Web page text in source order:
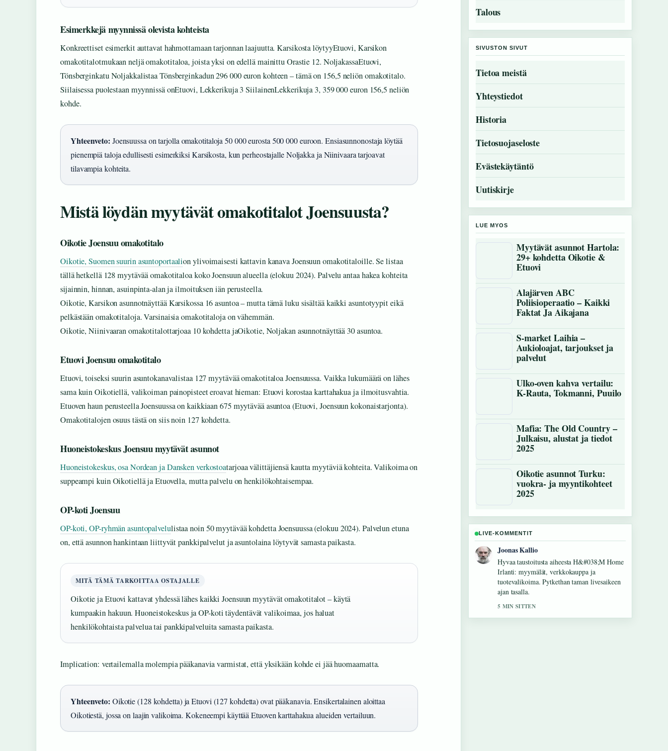
Esimerkkejä myynnissä olevista kohteista
Konkreettiset esimerkit auttavat hahmottamaan tarjonnan laajuutta. Karsikosta löytyyEtuovi, Karsikon
omakotitalotmukaan neljä omakotitaloa, joista yksi on edellä mainittu Orastie 12. NoljakassaEtuovi,
Tönsberginkatu Noljakkalistaa Tönsberginkadun 296 000 euron kohteen – tämä on 156,5 neliön omakotitalo.
Siilaisessa puolestaan myynnissä onEtuovi, Lekkerikuja 3 SiilainenLekkerikuja 3, 359 000 euron 156,5 neliön
kohde.
Yhteenveto: Joensuussa on tarjolla omakotitaloja 50 000 eurosta 500 000 euroon. Ensiasunnonostaja löytää
pienempiä taloja edullisesti esimerkiksi Karsikosta, kun perheostajalle Noljakka ja Niinivaara tarjoavat
tilavampia kohteita.
Mistä löydän myytävät omakotitalot Joensuusta?
Oikotie Joensuu omakotitalo
Oikotie, Suomen suurin asuntoportaalion ylivoimaisesti kattavin kanava Joensuun omakotitaloille. Se listaa
tällä hetkellä 128 myytävää omakotitaloa koko Joensuun alueella (elokuu 2024). Palvelu antaa hakea kohteita
sijainnin, hinnan, asuinpinta-alan ja ilmoituksen iän perusteella.
Oikotie, Karsikon asunnotnäyttää Karsikossa 16 asuntoa – mutta tämä luku sisältää kaikki asuntotyypit eikä
pelkästään omakotitaloja. Varsinaisia omakotitaloja on vähemmän.
Oikotie, Niinivaaran omakotitalottarjoaa 10 kohdetta jaOikotie, Noljakan asunnotnäyttää 30 asuntoa.
Etuovi Joensuu omakotitalo
Etuovi, toiseksi suurin asuntokanavalistaa 127 myytävää omakotitaloa Joensuussa. Vaikka lukumäärä on lähes
sama kuin Oikotiellä, valikoiman painopisteet eroavat hieman: Etuovi korostaa karttahakua ja ilmoitusvahtia.
Etuoven haun perusteella Joensuussa on kaikkiaan 675 myytävää asuntoa (Etuovi, Joensuun kokonaistarjonta).
Omakotitalojen osuus tästä on siis noin 127 kohdetta.
Huoneistokeskus Joensuu myytävät asunnot
Huoneistokeskus, osa Nordean ja Dansken verkostoatarjoaa välittäjiensä kautta myytäviä kohteita. Valikoima on
suppeampi kuin Oikotiellä ja Etuovella, mutta palvelu on henkilökohtaisempaa.
OP-koti Joensuu
OP-koti, OP-ryhmän asuntopalvelulistaa noin 50 myytävää kohdetta Joensuussa (elokuu 2024). Palvelun etuna
on, että asunnon hankintaan liittyvät pankkipalvelut ja asuntolaina löytyvät samasta paikasta.
MITÄ TÄMÄ TARKOITTAA OSTAJALLE
Oikotie ja Etuovi kattavat yhdessä lähes kaikki Joensuun myytävät omakotitalot – käytä
kumpaakin hakuun. Huoneistokeskus ja OP-koti täydentävät valikoimaa, jos haluat
henkilökohtaista palvelua tai pankkipalveluita samasta paikasta.
Implication: vertailemalla molempia pääkanavia varmistat, että yksikään kohde ei jää huomaamatta.
Yhteenveto: Oikotie (128 kohdetta) ja Etuovi (127 kohdetta) ovat pääkanavia. Ensikertalainen aloittaa
Oikotiestä, jossa on laajin valikoima. Kokeneempi käyttää Etuoven karttahakua alueiden vertailuun.
Talous
SIVUSTON SIVUT
Tietoa meistä
Yhteystiedot
Historia
Tietosuojaseloste
Evästekäytäntö
Uutiskirje
LUE MYOS
Myytävät asunnot Hartola:
29+ kohdetta Oikotie &
Etuovi
Alajärven ABC
Poliisioperaatio – Kaikki
Faktat Ja Aikajana
S-market Laihia –
Aukioloajat, tarjoukset ja
palvelut
Ulko-oven kahva vertailu:
K-Rauta, Tokmanni, Puuilo
Mafia: The Old Country –
Julkaisu, alustat ja tiedot
2025
Oikotie asunnot Turku:
vuokra- ja myyntikohteet
2025
LIVE-KOMMENTIT
Joonas Kallio
Hyvaa taustoitusta aiheesta H&#038;M Home
Irlanti: myymälät, verkkokauppa ja
tuotevalikoima. Pytkethan taman livesaikeen
ajan tasalla.
5 MIN SITTEN